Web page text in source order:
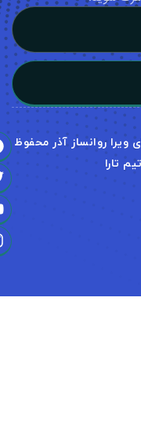
روانساز آذر محفوظ